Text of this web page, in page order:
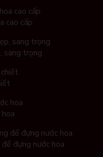
cao cấp
sang trọng
đựng nước hoa